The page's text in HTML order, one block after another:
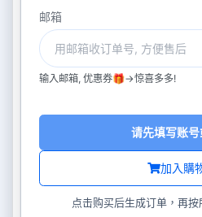
邮箱
输入邮箱, 优惠券🎁->惊喜多多!
加入購
请先填写账
点击购买后生成订单，再按